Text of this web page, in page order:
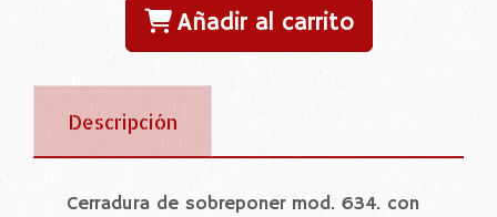
Añadir al carrito
Descripción
Cerradura de sobreponer mod. 634. con